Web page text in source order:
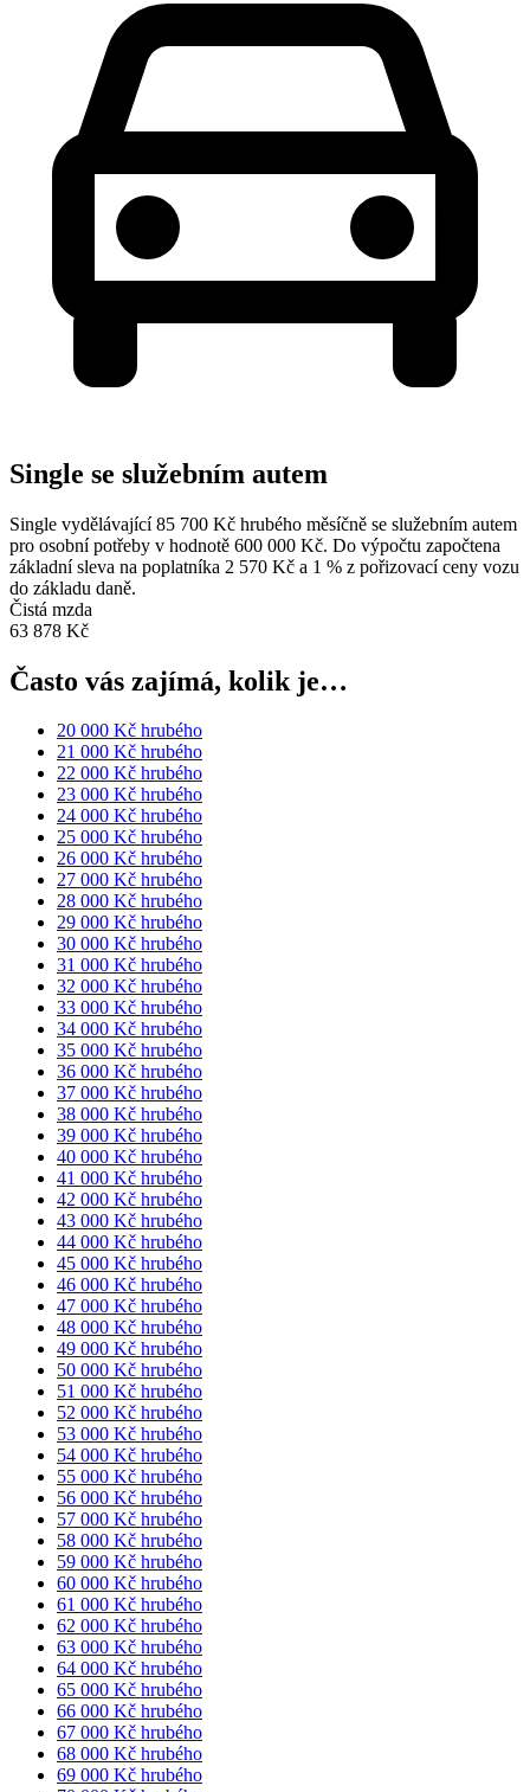
Single se služebním autem
Single vydělávající 85 700 Kč hrubého měsíčně se služebním autem
pro osobní potřeby v hodnotě 600 000 Kč. Do výpočtu započtena
základní sleva na poplatníka 2 570 Kč a 1 % z pořizovací ceny vozu
do základu daně.
Čistá mzda
63 878 Kč
Často vás zajímá, kolik je…
20 000 Kč hrubého
21 000 Kč hrubého
22 000 Kč hrubého
23 000 Kč hrubého
24 000 Kč hrubého
25 000 Kč hrubého
26 000 Kč hrubého
27 000 Kč hrubého
28 000 Kč hrubého
29 000 Kč hrubého
30 000 Kč hrubého
31 000 Kč hrubého
32 000 Kč hrubého
33 000 Kč hrubého
34 000 Kč hrubého
35 000 Kč hrubého
36 000 Kč hrubého
37 000 Kč hrubého
38 000 Kč hrubého
39 000 Kč hrubého
40 000 Kč hrubého
41 000 Kč hrubého
42 000 Kč hrubého
43 000 Kč hrubého
44 000 Kč hrubého
45 000 Kč hrubého
46 000 Kč hrubého
47 000 Kč hrubého
48 000 Kč hrubého
49 000 Kč hrubého
50 000 Kč hrubého
51 000 Kč hrubého
52 000 Kč hrubého
53 000 Kč hrubého
54 000 Kč hrubého
55 000 Kč hrubého
56 000 Kč hrubého
57 000 Kč hrubého
58 000 Kč hrubého
59 000 Kč hrubého
60 000 Kč hrubého
61 000 Kč hrubého
62 000 Kč hrubého
63 000 Kč hrubého
64 000 Kč hrubého
65 000 Kč hrubého
66 000 Kč hrubého
67 000 Kč hrubého
68 000 Kč hrubého
69 000 Kč hrubého